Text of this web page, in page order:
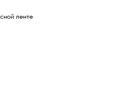
ленте